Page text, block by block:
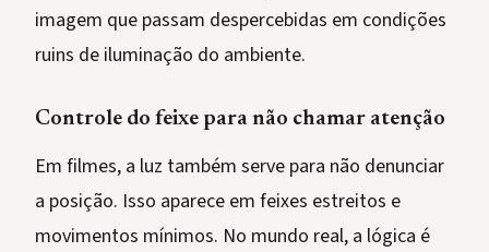
imagem que passam despercebidas em condições
ruins de iluminação do ambiente.
Controle do feixe para não chamar atenção
Em filmes, a luz também serve para não denunciar
a posição. Isso aparece em feixes estreitos e
movimentos mínimos. No mundo real, a lógica é